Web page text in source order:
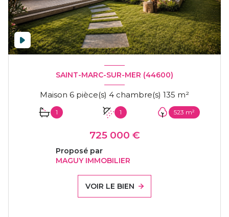
SAINT-MARC-SUR-MER (44600)
Maison 6 pièce(s) 4 chambre(s) 135 m²
1 1 523 m²
725 000 €
Proposé par
MAGUY IMMOBILIER
VOIR LE BIEN